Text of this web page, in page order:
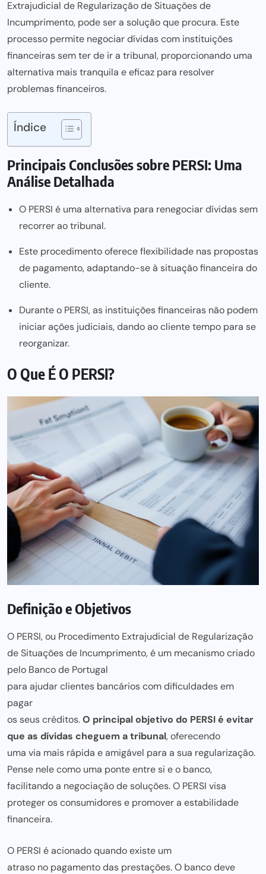
Extrajudicial de Regularização de Situações de
Incumprimento, pode ser a solução que procura. Este
processo permite negociar dívidas com instituições
financeiras sem ter de ir a tribunal, proporcionando uma
alternativa mais tranquila e eficaz para resolver
problemas financeiros.
Índice
Principais Conclusões sobre PERSI: Uma
Análise Detalhada
O PERSI é uma alternativa para renegociar dívidas sem
recorrer ao tribunal.
Este procedimento oferece flexibilidade nas propostas
de pagamento, adaptando-se à situação financeira do
cliente.
Durante o PERSI, as instituições financeiras não podem
iniciar ações judiciais, dando ao cliente tempo para se
reorganizar.
O Que É O PERSI?
Definição e Objetivos
O PERSI, ou Procedimento Extrajudicial de Regularização
de Situações de Incumprimento, é um mecanismo criado
pelo Banco de Portugal
para ajudar clientes bancários com dificuldades em
pagar
os seus créditos.O principal objetivo do PERSI é evitar
que as dívidas cheguem a tribunal, oferecendo
uma via mais rápida e amigável para a sua regularização.
Pense nele como uma ponte entre si e o banco,
facilitando a negociação de soluções. O PERSI visa
proteger os consumidores e promover a estabilidade
financeira.
O PERSI é acionado quando existe um
atraso no pagamento das prestações. O banco deve